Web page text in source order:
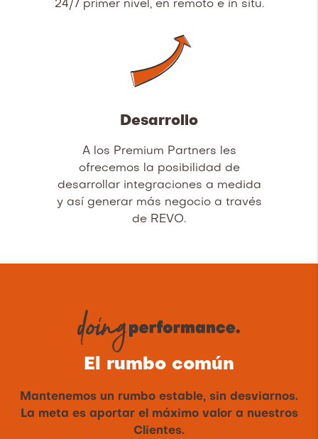
24/7 primer nivel, en remoto e in situ.
Desarrollo
A los Premium Partners les
ofrecemos la posibilidad de
desarrollar integraciones a medida
y así generar más negocio a través
de REVO.
El rumbo común
Mantenemos un rumbo estable, sin desviarnos.
La meta es aportar el máximo valor a nuestros
Clientes.